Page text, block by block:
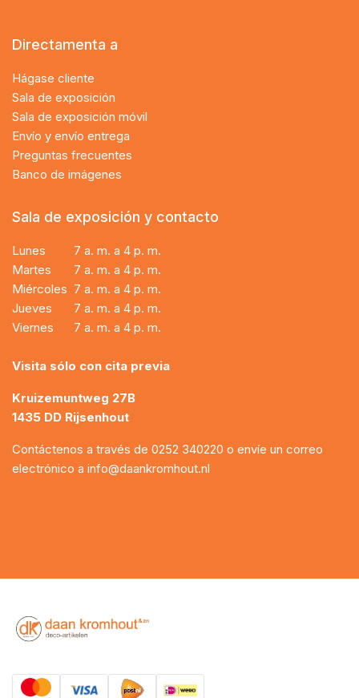
Directamenta a
Hágase cliente
Sala de exposición
Sala de exposición móvil
Envío y envío entrega
Preguntas frecuentes
Banco de imágenes
Sala de exposición y contacto
Lunes
7 a. m. a 4 p. m.
Martes
7 a. m. a 4 p. m.
Miércoles 7 a. m. a 4 p. m.
Jueves
7 a. m. a 4 p. m.
Viernes
7 a. m. a 4 p. m.
Visita sólo con cita previa
Kruizemuntweg 27B
1435 DD Rijsenhout
Contáctenos a través de 0252 340220 o envíe un correo
electrónico a info@daankromhout.nl